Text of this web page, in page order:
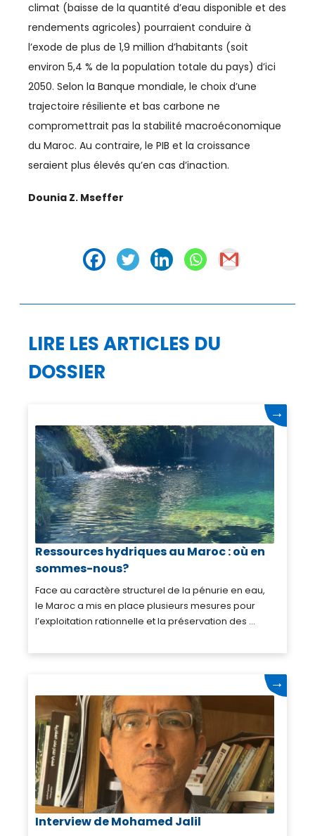
climat (baisse de la quantité d’eau disponible et des
rendements agricoles) pourraient conduire à
l’exode de plus de 1,9 million d’habitants (soit
environ 5,4 % de la population totale du pays) d’ici
2050. Selon la Banque mondiale, le choix d’une
trajectoire résiliente et bas carbone ne
compromettrait pas la stabilité macroéconomique
du Maroc. Au contraire, le PIB et la croissance
seraient plus élevés qu’en cas d’inaction.
Dounia Z. Mseffer
LIRE LES ARTICLES DU
DOSSIER
Ressources hydriques au Maroc : où en
sommes-nous?
Face au caractère structurel de la pénurie en eau,
le Maroc a mis en place plusieurs mesures pour
l’exploitation rationnelle et la préservation des ...
→
Interview de Mohamed Jalil
→